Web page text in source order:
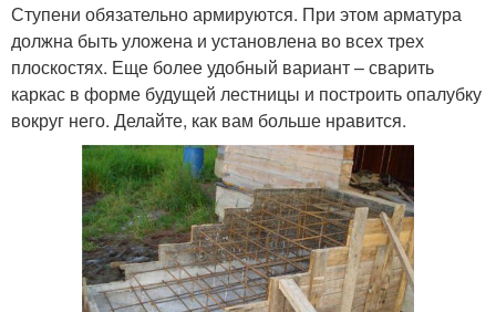
Ступени обязательно армируются. При этом арматура
должна быть уложена и установлена во всех трех
плоскостях. Еще более удобный вариант – сварить
каркас в форме будущей лестницы и построить опалубку
вокруг него. Делайте, как вам больше нравится.